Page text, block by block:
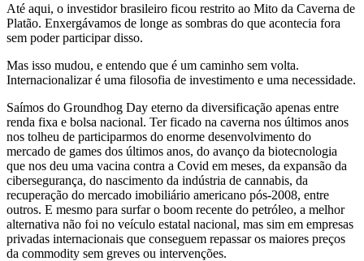
Até aqui, o investidor brasileiro ficou restrito ao Mito da Caverna de
Platão. Enxergávamos de longe as sombras do que acontecia fora
sem poder participar disso.
Mas isso mudou, e entendo que é um caminho sem volta.
Internacionalizar é uma filosofia de investimento e uma necessidade.
Saímos do Groundhog Day eterno da diversificação apenas entre
renda fixa e bolsa nacional. Ter ficado na caverna nos últimos anos
nos tolheu de participarmos do enorme desenvolvimento do
mercado de games dos últimos anos, do avanço da biotecnologia
que nos deu uma vacina contra a Covid em meses, da expansão da
cibersegurança, do nascimento da indústria de cannabis, da
recuperação do mercado imobiliário americano pós-2008, entre
outros. E mesmo para surfar o boom recente do petróleo, a melhor
alternativa não foi no veículo estatal nacional, mas sim em empresas
privadas internacionais que conseguem repassar os maiores preços
da commodity sem greves ou intervenções.